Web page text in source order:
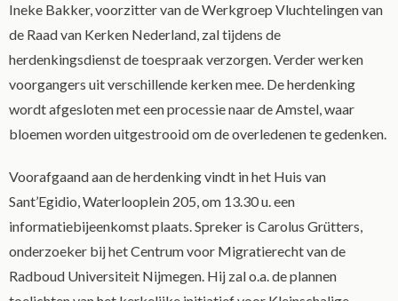
Ineke Bakker, voorzitter van de Werkgroep Vluchtelingen van
de Raad van Kerken Nederland, zal tijdens de
herdenkingsdienst de toespraak verzorgen. Verder werken
voorgangers uit verschillende kerken mee. De herdenking
wordt afgesloten met een processie naar de Amstel, waar
bloemen worden uitgestrooid om de overledenen te gedenken.
Voorafgaand aan de herdenking vindt in het Huis van
Sant’Egidio, Waterlooplein 205, om 13.30 u. een
informatiebijeenkomst plaats. Spreker is Carolus Grütters,
onderzoeker bij het Centrum voor Migratierecht van de
Radboud Universiteit Nijmegen. Hij zal o.a. de plannen